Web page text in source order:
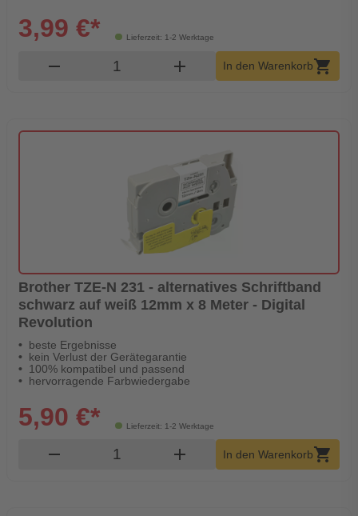
Lieferzeit: 1-2 Werktage
3,99 €*
remove Produkt Warenkorb Menge
add In den Warenkorbshopping_cart
Brother TZE-N 231 - alternatives Schriftband
schwarz auf weiß 12mm x 8 Meter - Digital
Revolution
beste Ergebnisse
kein Verlust der Gerätegarantie
100% kompatibel und passend
hervorragende Farbwiedergabe
Lieferzeit: 1-2 Werktage
5,90 €*
remove Produkt Warenkorb Menge
add In den Warenkorbshopping_cart